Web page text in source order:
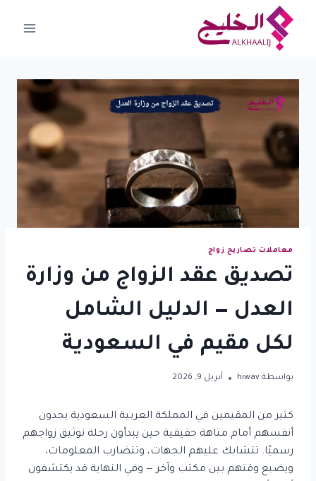
المحتوى
معاملات تصاريح زواج
تصديق عقد الزواج من وزارة
العدل — الدليل الشامل
لكل مقيم في السعودية
بواسطة hiwav أبريل 9, 2026
كثير من المقيمين في المملكة العربية السعودية يجدون
أنفسهم أمام متاهة حقيقية حين يبدأون رحلة توثيق زواجهم
رسميًا. تتشابك عليهم الجهات، وتتضارب المعلومات،
ويضيع وقتهم بين مكتب وآخر — وفي النهاية قد يكتشفون